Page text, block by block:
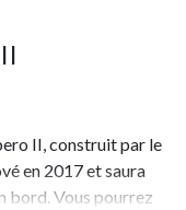
II, construit par le
en 2017 et saura
bord. Vous pourrez